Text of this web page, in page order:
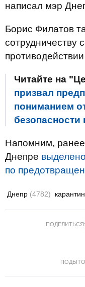
написал мэр
Борис Филатов
сотрудничеству
Читайте на
призвал
пониманием
Напомним,
Днепре
по
Днепр (4782) карантин
ПОДЕЛИТЬСЯ: